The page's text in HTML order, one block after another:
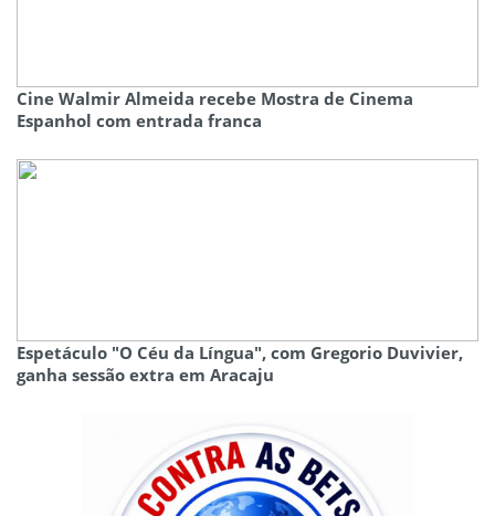
Cine Walmir Almeida recebe Mostra de Cinema
Espanhol com entrada franca
Espetáculo "O Céu da Língua", com Gregorio Duvivier,
ganha sessão extra em Aracaju